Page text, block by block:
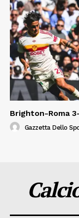
Brighton-Roma
Gazzetta Dello